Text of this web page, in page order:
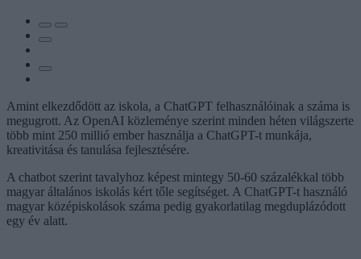
Amint elkezdődött az iskola, a ChatGPT felhasználóinak a száma is
megugrott. Az OpenAI közleménye szerint minden héten világszerte
több mint 250 millió ember használja a ChatGPT-t munkája,
kreativitása és tanulása fejlesztésére.
A chatbot szerint tavalyhoz képest mintegy 50-60 százalékkal több
magyar általános iskolás kért tőle segítséget. A ChatGPT-t használó
magyar középiskolások száma pedig gyakorlatilag megduplázódott
egy év alatt.